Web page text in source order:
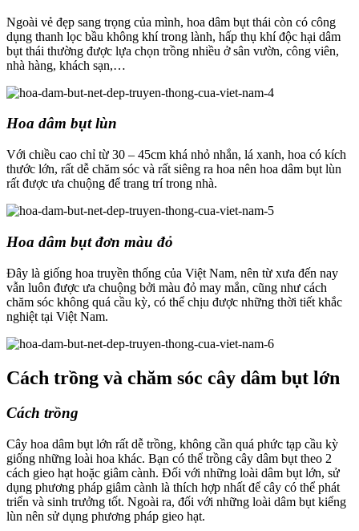
Ngoài vẻ đẹp sang trọng của mình, hoa dâm bụt thái còn có công
dụng thanh lọc bầu không khí trong lành, hấp thụ khí độc hại dâm
bụt thái thường được lựa chọn trồng nhiều ở sân vườn, công viên,
nhà hàng, khách sạn,…
Hoa dâm bụt lùn
Với chiều cao chỉ từ 30 – 45cm khá nhỏ nhắn, lá xanh, hoa có kích
thước lớn, rất dễ chăm sóc và rất siêng ra hoa nên hoa dâm bụt lùn
rất được ưa chuộng để trang trí trong nhà.
Hoa dâm bụt đơn màu đỏ
Đây là giống hoa truyền thống của Việt Nam, nên từ xưa đến nay
vẫn luôn được ưa chuộng bởi màu đỏ may mắn, cũng như cách
chăm sóc không quá cầu kỳ, có thể chịu được những thời tiết khắc
nghiệt tại Việt Nam.
Cách trồng và chăm sóc cây dâm bụt lớn
Cách trồng
Cây hoa dâm bụt lớn rất dễ trồng, không cần quá phức tạp cầu kỳ
giống những loài hoa khác. Bạn có thể trồng cây dâm bụt theo 2
cách gieo hạt hoặc giâm cành. Đối với những loài dâm bụt lớn, sử
dụng phương pháp giâm cành là thích hợp nhất để cây có thể phát
triển và sinh trưởng tốt. Ngoài ra, đối với những loài dâm bụt kiểng
lùn nên sử dụng phương pháp gieo hạt.